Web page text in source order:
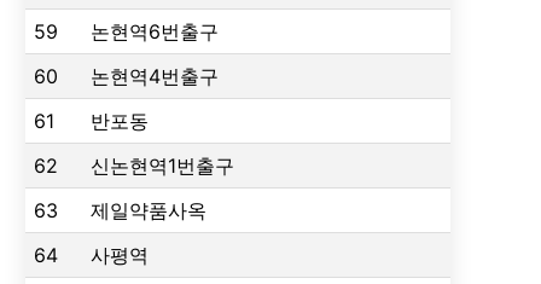
59
논현역6번출구
60
논현역4번출구
61
반포동
62
신논현역1번출구
63
제일약품사옥
64
사평역